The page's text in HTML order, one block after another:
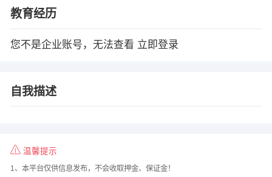
教育经历
您不是企业账号，无法查看 立即登录
自我描述
温馨提示
1、本平台仅供信息发布，不会收取押金、保证金！